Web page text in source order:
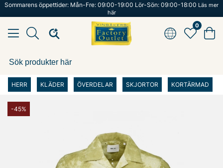
Sommarens öppettider: Mån-Fre: 09:00-19:00 Lör-Sön: 09:00-18:00 Läs mer
här
0
HERR KLÄDER ÖVERDELAR SKJORTOR KORTÄRMAD
-45%